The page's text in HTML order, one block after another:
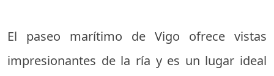
El paseo marítimo de Vigo ofrece vistas
impresionantes de la ría y es un lugar ideal